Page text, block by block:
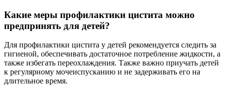
Какие меры профилактики цистита можно
предпринять для детей?
Для профилактики цистита у детей рекомендуется следить за
гигиеной, обеспечивать достаточное потребление жидкости, а
также избегать переохлаждения. Также важно приучать детей
к регулярному мочеиспусканию и не задерживать его на
длительное время.